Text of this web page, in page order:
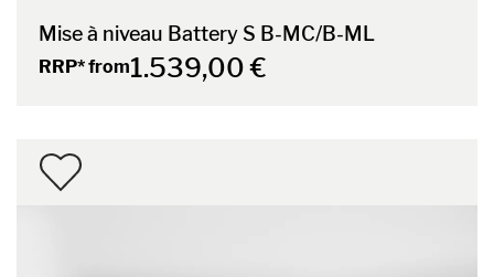
Mise à niveau Battery S B-MC/B-ML
RRP* from1.539,00 €